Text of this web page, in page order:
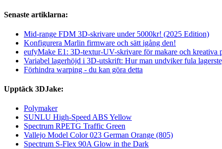
Senaste artiklarna:
Mid-range FDM 3D-skrivare under 5000kr! (2025 Edition)
Konfigurera Marlin firmware och sätt igång den!
eufyMake E1: 3D-textur-UV-skrivare för makare och kreativa
Variabel lagerhöjd i 3D-utskrift: Hur man undviker fula
Förhindra warping - du kan göra detta
Upptäck 3DJake:
Polymaker
SUNLU High-Speed ABS Yellow
Spectrum RPETG Traffic Green
Vallejo Model Color 023 German Orange (805)
Spectrum S-Flex 90A Glow in the Dark